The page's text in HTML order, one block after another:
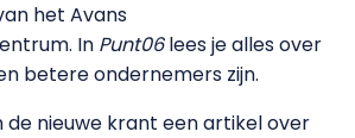
het Avans
In Punt06lees je alles over
betere ondernemers zijn.
de nieuwe krant een artikel over